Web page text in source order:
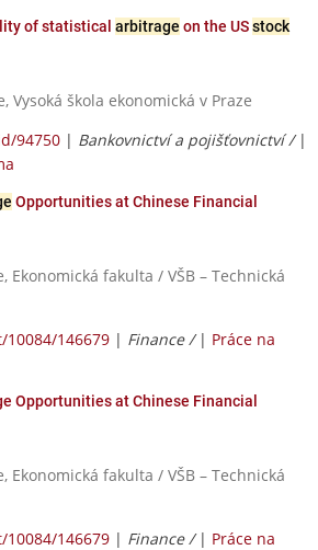
of statistical arbitrage on the USstock
Vysoká škola ekonomická v Praze
94750 | Bankovnictví a pojišťovnictví / |
Opportunities at Chinese Financial
Ekonomická fakulta / VŠB – Technická
146679 | Finance / | Práce na
Opportunities at Chinese Financial
Ekonomická fakulta / VŠB – Technická
146679 | Finance / | Práce na